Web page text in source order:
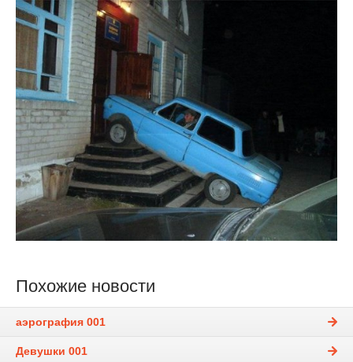
Похожие новости
аэрография 001
Девушки 001